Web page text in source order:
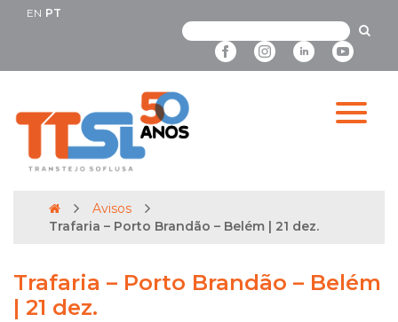
EN PT
Avisos
Trafaria – Porto Brandão – Belém | 21 dez.
Trafaria – Porto Brandão – Belém
| 21 dez.